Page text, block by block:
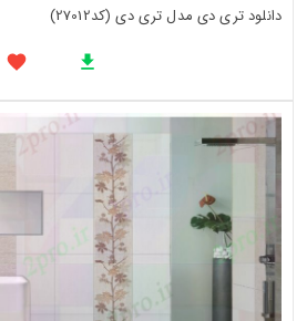
دانلود تری دی مدل تری دی (کد27012)